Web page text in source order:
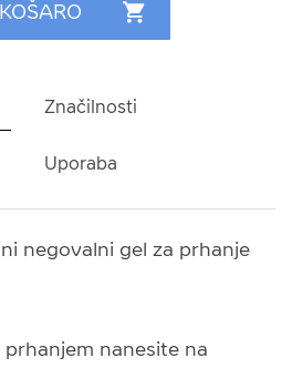
Značilnosti
Uporaba
negovalni gel za prhanje
nanesite na